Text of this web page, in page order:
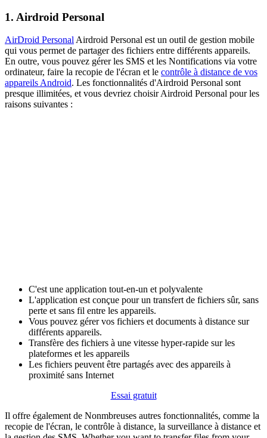
1. Airdroid Personal
AirDroid Personal Airdroid Personal est un outil de gestion mobile
qui vous permet de partager des fichiers entre différents appareils.
En outre, vous pouvez gérer les SMS et les Nontifications via votre
ordinateur, faire la recopie de l'écran et le contrôle à distance de vos
appareils Android. Les fonctionnalités d'Airdroid Personal sont
presque illimitées, et vous devriez choisir Airdroid Personal pour les
raisons suivantes :
C'est une application tout-en-un et polyvalente
L'application est conçue pour un transfert de fichiers sûr, sans
perte et sans fil entre les appareils.
Vous pouvez gérer vos fichiers et documents à distance sur
différents appareils.
Transfère des fichiers à une vitesse hyper-rapide sur les
plateformes et les appareils
Les fichiers peuvent être partagés avec des appareils à
proximité sans Internet
Essai gratuit
Il offre également de Nonmbreuses autres fonctionnalités, comme la
recopie de l'écran, le contrôle à distance, la surveillance à distance et